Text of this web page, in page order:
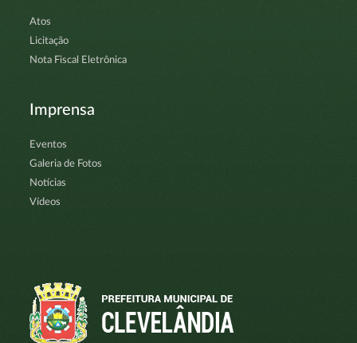
Atos
Licitação
Nota Fiscal Eletrônica
Imprensa
Eventos
Galeria de Fotos
Notícias
Vídeos